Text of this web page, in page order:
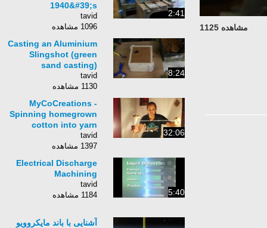
مشاهده 1125
2:41
1940&#39;s
tavid
1096 مشاهده
8:24
Casting an Aluminium
Slingshot (green
sand casting)
tavid
1130 مشاهده
32:06
MyCoCreations -
Spinning homegrown
cotton into yarn
tavid
1397 مشاهده
5:40
Electrical Discharge
Machining
tavid
1184 مشاهده
آشنایی با باند مایکروویو